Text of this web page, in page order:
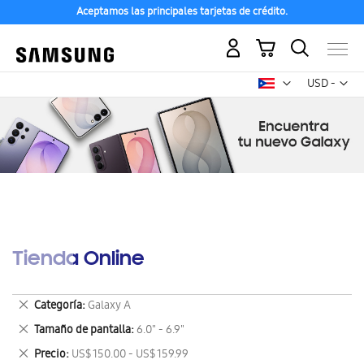
Aceptamos las principales tarjetas de crédito.
USD -
dólar
Mi carrito
Tienda Online
Categoría Galaxy A
Eliminar
este
artículo
Tamaño de pantalla 6.0" - 6.9"
Eliminar
este
Precio US$ 150.00 - US$ 159.99
Eliminar